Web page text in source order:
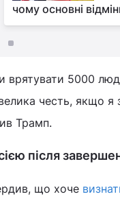
чому основні
врятувати 5000
честь, якщо
Трамп.
після
що хоче